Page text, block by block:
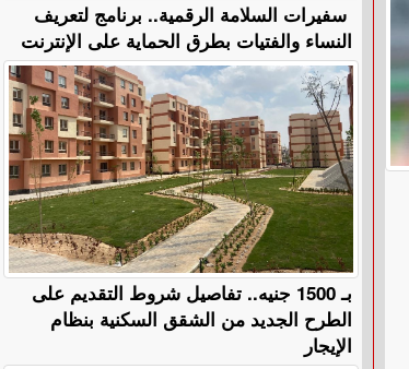
سفيرات السلامة الرقمية.. برنامج لتعريف
النساء والفتيات بطرق الحماية على الإنترنت
بـ 1500 جنيه.. تفاصيل شروط التقديم على
الطرح الجديد من الشقق السكنية بنظام
الإيجار